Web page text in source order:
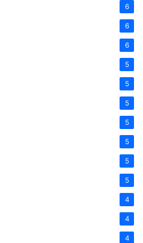
6
6
6
5
5
5
5
5
5
5
4
4
4